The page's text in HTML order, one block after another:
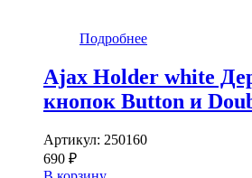
Подробнее
Ajax Holder white
кнопок Button и
Артикул: 250160
690 ₽